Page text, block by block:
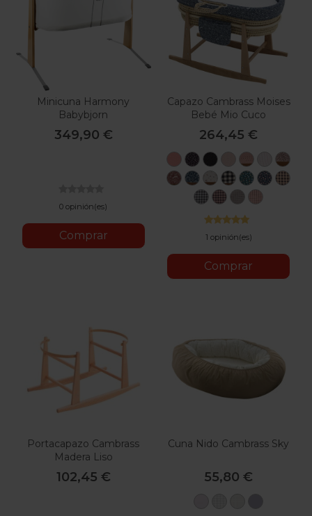
Minicuna Harmony
Babybjorn
349,90 €
0 opinión(es)
Comprar
Capazo Cambrass Moises
Bebé Mio Cuco
264,45 €
Colorado
Denver
TexasNevada
Virginia
AlaskaAlaska
Azul
FloridaMadison
Augusta
Little-LuisianaMichigan
1 opinión(es)
Comprar
Portacapazo Cambrass
Madera Liso
102,45 €
Cuna Nido Cambrass Sky
55,80 €